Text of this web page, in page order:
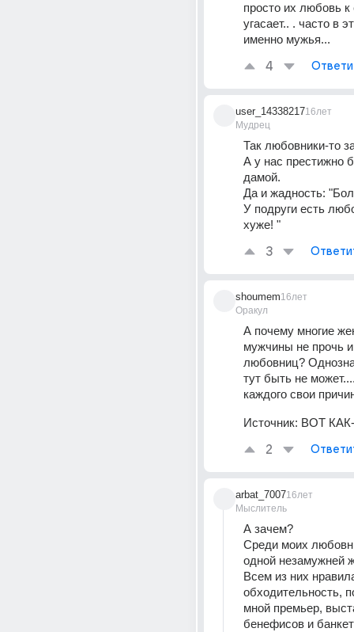
просто их любовь к
угасает.. . часто в
именно мужья...
4
user_14338217
Мудрец
16лет
Так любовники-то
А у нас престижно
дамой.
Да и жадность:
У подруги есть
хуже! "
3
shoumem
Оракул
16лет
А почему многие
мужчины не прочь
любовниц?
тут быть не
каждого свои
Источник: ВОТ
2
arbat_7007
Мыслитель
16лет
А зачем?
Среди моих
одной незамужней
Всем из них
обходительность,
мной премьер,
бенефисов и